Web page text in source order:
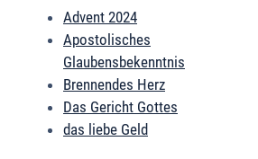
Advent 2024
Apostolisches
Glaubensbekenntnis
Brennendes Herz
Das Gericht Gottes
das liebe Geld